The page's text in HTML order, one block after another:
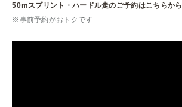
50ｍスプリント・ハードル走のご予約はこちらから
※事前予約がおトクです